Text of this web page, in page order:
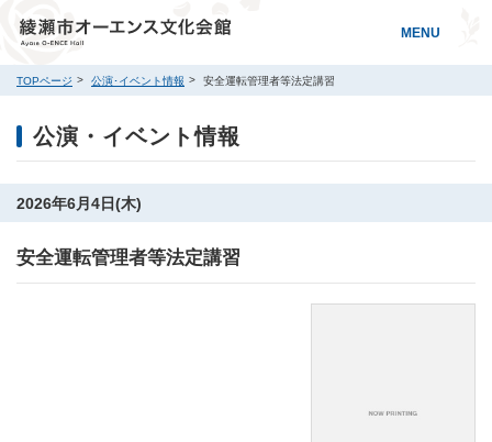
MENU
TOPページ 公演･イベント情報 安全運転管理者等法定講習
公演・イベント情報
2026年6月4日(木)
安全運転管理者等法定講習